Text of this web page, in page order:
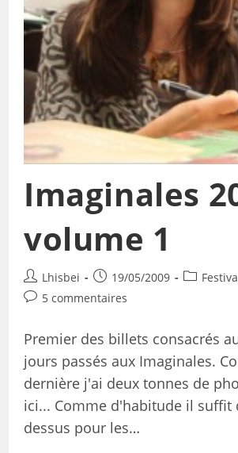
Imaginales
volume 1
Lhisbei 19/05/2009
5 commentaires
Premier des billets consacrés
jours passés aux Imaginales.
dernière j'ai deux tonnes de
ici... Comme d'habitude il suffit
dessus pour les…